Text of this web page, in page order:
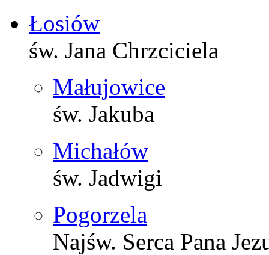
Łosiów
św. Jana Chrzciciela
Małujowice
św. Jakuba
Michałów
św. Jadwigi
Pogorzela
Najśw. Serca Pana